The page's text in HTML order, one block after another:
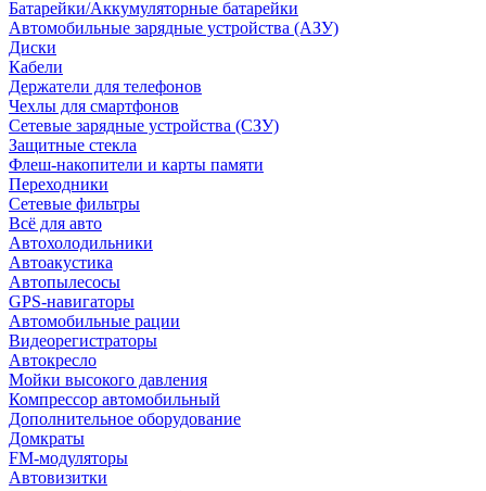
Батарейки/Аккумуляторные батарейки
Автомобильные зарядные устройства (АЗУ)
Диски
Кабели
Держатели для телефонов
Чехлы для смартфонов
Сетевые зарядные устройства (СЗУ)
Защитные стекла
Флеш-накопители и карты памяти
Переходники
Сетевые фильтры
Всё для авто
Автохолодильники
Автоакустика
Автопылесосы
GPS-навигаторы
Автомобильные рации
Видеорегистраторы
Автокресло
Мойки высокого давления
Компрессор автомобильный
Дополнительное оборудование
Домкраты
FM-модуляторы
Автовизитки